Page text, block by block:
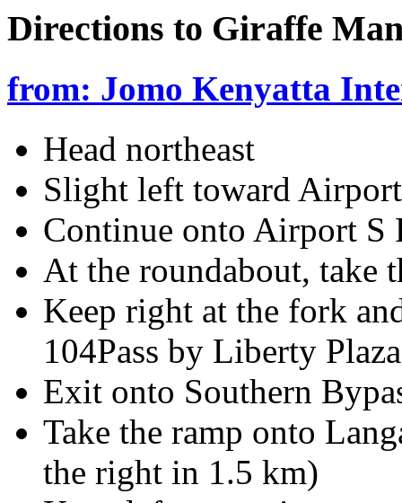
Directions to Giraffe
from: Jomo Kenyatta
Head northeast
Slight left toward
Continue onto Airport S
At the roundabout, take
Keep right at the fork
104Pass by Liberty
Exit onto Southern
Take the ramp onto
the right in 1.5 km)